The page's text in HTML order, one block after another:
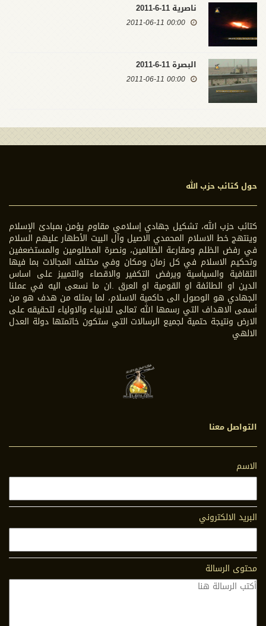
ناصرية 11-6-2011
00:00 2011-06-11
البصرة 11-6-2011
00:00 2011-06-11
حول كتائب حزب الله
كتائب حزب الله، تشكيل جهادي إسلامي مقاوم يؤمن بمبادئ الإسلام
وينتهج خط الاسلام المحمدي الاصيل وآل البيت الأطهار عليهم السلام
في رفض الظلم ومقارعة الظالمين، ونصرة المظلومين والمستضعفين
وتحكيم الاسلام في كل زمان ومكان وفي مختلف المجالات بما فيها
الثقافية والسياسية ويرفض التكفير والاقصاء والتمييز على اساس
الدين او الطائفة او القومية او العرق .ان ما نسعى اليه في عملنا
الجهادي هو الوصول الى حاكمية الاسلام، لما يمثله من هدف هو من
أسمى الاهداف التي رسمها الله تعالى للانبياء والاولياء لتحقيقه على
الارض ونتيجة حتمية لجميع الرسالات التي ستكون خاتمتها دولة العدل
الالهي
التواصل معنا
الاسم
البريد الالكتروني
محتوى الرسالة